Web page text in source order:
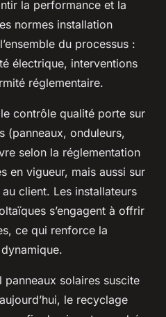
la performance et la
normes installation
du processus :
électrique, interventions
réglementaire.
contrôle qualité porte sur
(panneaux, onduleurs,
selon la réglementation
en vigueur, mais aussi sur
client. Les installateurs
s’engagent à offrir
ce qui renforce la
panneaux solaires suscite
le recyclage